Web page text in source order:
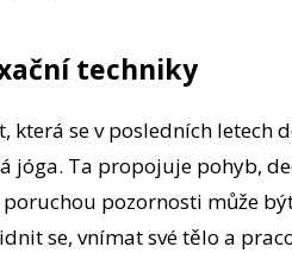
techniky
která se v posledních letech
jóga. Ta propojuje pohyb,
pozornosti může
se, vnímat své tělo a